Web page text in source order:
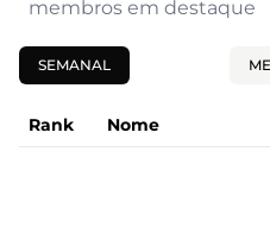
membros em destaque
SEMANAL
Rank Nome